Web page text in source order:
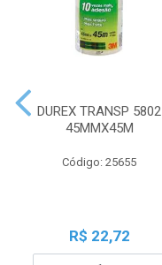
DUREX TRANSP 5802
45MMX45M
Código: 25655
R$ 22,72